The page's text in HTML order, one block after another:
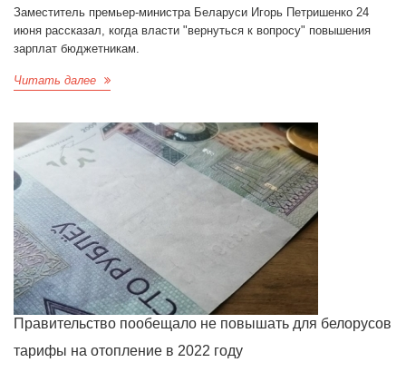
Заместитель премьер-министра Беларуси Игорь Петришенко 24
июня рассказал, когда власти "вернуться к вопросу" повышения
зарплат бюджетникам.
Читать далее
Правительство пообещало не повышать для белорусов
тарифы на отопление в 2022 году